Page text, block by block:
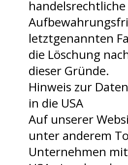
handelsrechtliche
letztgenannten
die Löschung
dieser Gründe.
Hinweis zur
in die USA
Auf unserer
unter anderem
Unternehmen